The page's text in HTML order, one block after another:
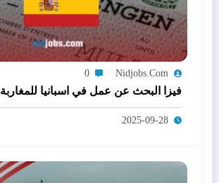
Nidjobs.com
0
فيزا البحث عن عمل في اسبانيا للمغاربة 2025
2025-09-28